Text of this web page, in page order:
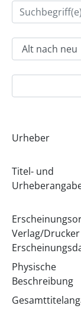
Urheber
Titel- und
Verlag/Drucker
Physische
Beschreibung